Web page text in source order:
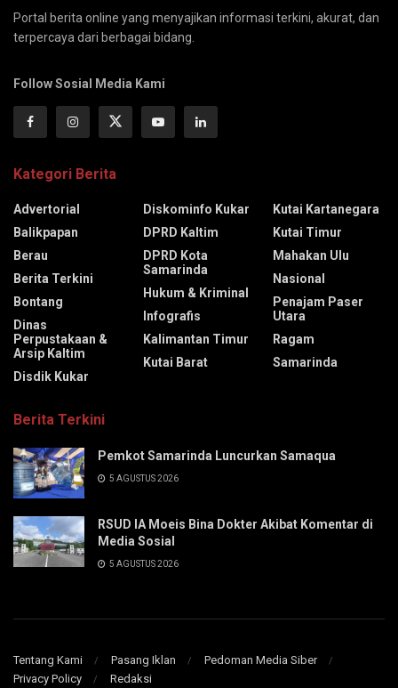
Portal berita online yang menyajikan informasi terkini, akurat, dan
terpercaya dari berbagai bidang.
Follow Sosial Media Kami
Kategori Berita
Advertorial
Balikpapan
Berau
Berita Terkini
Bontang
Dinas
Perpustakaan &
Arsip Kaltim
Disdik Kukar
Diskominfo Kukar
DPRD Kaltim
DPRD Kota
Samarinda
Hukum & Kriminal
Infografis
Kalimantan Timur
Kutai Barat
Kutai Kartanegara
Kutai Timur
Mahakan Ulu
Nasional
Penajam Paser
Utara
Ragam
Samarinda
Berita Terkini
Pemkot Samarinda Luncurkan Samaqua
5 AGUSTUS 2026
RSUD IA Moeis Bina Dokter Akibat Komentar di
Media Sosial
5 AGUSTUS 2026
Tentang Kami Pasang Iklan
Pedoman Media Siber
Privacy Policy
Redaksi